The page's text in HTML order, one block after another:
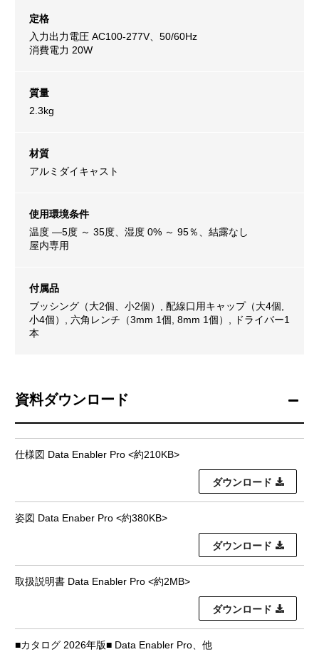
定格
入力出力電圧 AC100-277V、50/60Hz
消費電力 20W
質量
2.3kg
材質
アルミダイキャスト
使用環境条件
温度 ―5度 ～ 35度、湿度 0% ～ 95％、結露なし
屋内専用
付属品
ブッシング（大2個、小2個）, 配線口用キャップ（大4個,
小4個）, 六角レンチ（3mm 1個, 8mm 1個）, ドライバー1
本
資料ダウンロード
仕様図 Data Enabler Pro <約210KB>
ダウンロード
姿図 Data Enaber Pro <約380KB>
ダウンロード
取扱説明書 Data Enabler Pro <約2MB>
ダウンロード
■カタログ 2026年版■ Data Enabler Pro、他